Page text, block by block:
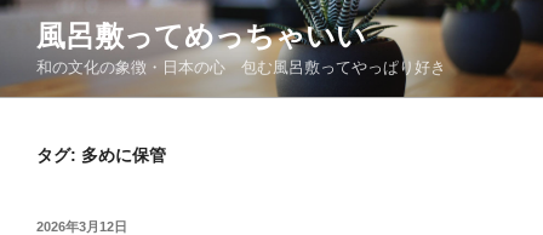
コ
ン
風呂敷ってめっちゃいい
和の文化の象徴・日本の心 包む風呂敷ってやっぱり好き
タグ: 多めに保管
投
2026年3月12日